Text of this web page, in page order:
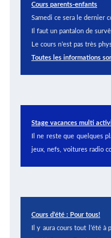
Cours parents-enfants
Samedi ce sera le dernier
Il faut un pantalon de
Le cours n’est pas très
Toutes les informations
Stage vacances multi
Il ne reste que quelques
jeux, nefs, voitures radio
Cours d’été : Pour tous!
Il y aura cours tout l’été